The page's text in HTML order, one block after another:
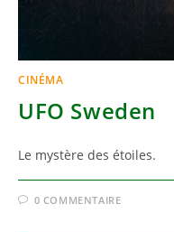
CINÉMA
UFO Sweden
Le mystère des étoiles.
0 COMMENTAIRE